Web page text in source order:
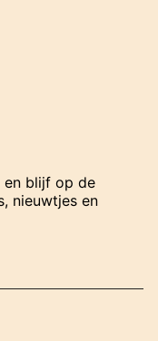
en blijf op de
nieuwtjes en